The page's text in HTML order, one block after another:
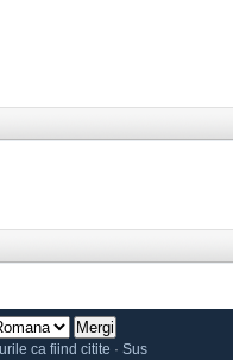
ca fiind citite · Sus